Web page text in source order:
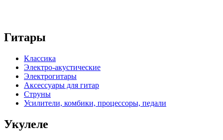
Гитары
Классика
Электро-акустические
Электрогитары
Аксессуары для гитар
Струны
Усилители, комбики, процессоры, педали
Укулеле